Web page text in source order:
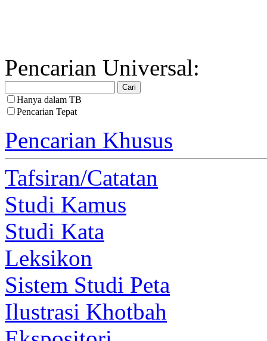
Pencarian Universal:
Hanya dalam TB
Pencarian Tepat
Pencarian Khusus
Tafsiran/Catatan
Studi Kamus
Studi Kata
Leksikon
Sistem Studi Peta
Ilustrasi Khotbah